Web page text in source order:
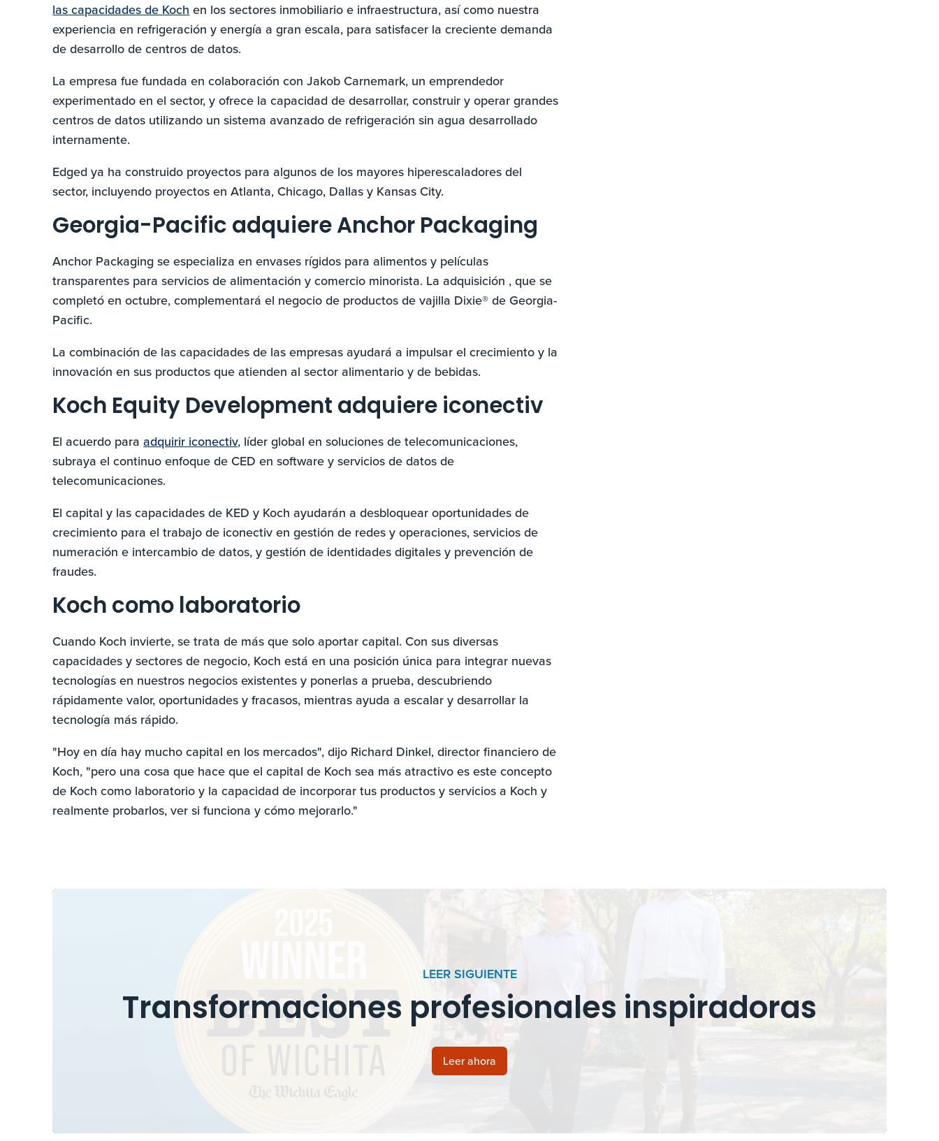
las capacidades de Koch en los sectores inmobiliario e infraestructura, así como nuestra
experiencia en refrigeración y energía a gran escala, para satisfacer la creciente demanda
de desarrollo de centros de datos.
La empresa fue fundada en colaboración con Jakob Carnemark, un emprendedor
experimentado en el sector, y ofrece la capacidad de desarrollar, construir y operar grandes
centros de datos utilizando un sistema avanzado de refrigeración sin agua desarrollado
internamente.
Edged ya ha construido proyectos para algunos de los mayores hiperescaladores del
sector, incluyendo proyectos en Atlanta, Chicago, Dallas y Kansas City.
Georgia-Pacific adquiere Anchor Packaging
Anchor Packaging se especializa en envases rígidos para alimentos y películas
transparentes para servicios de alimentación y comercio minorista. La adquisición , que se
completó en octubre, complementará el negocio de productos de vajilla Dixie® de Georgia-
Pacific.
La combinación de las capacidades de las empresas ayudará a impulsar el crecimiento y la
innovación en sus productos que atienden al sector alimentario y de bebidas.
Koch Equity Development adquiere iconectiv
El acuerdo paraadquirir iconectiv, líder global en soluciones de telecomunicaciones,
subraya el continuo enfoque de CED en software y servicios de datos de
telecomunicaciones.
El capital y las capacidades de KED y Koch ayudarán a desbloquear oportunidades de
crecimiento para el trabajo de iconectiv en gestión de redes y operaciones, servicios de
numeración e intercambio de datos, y gestión de identidades digitales y prevención de
fraudes.
Koch como laboratorio
Cuando Koch invierte, se trata de más que solo aportar capital. Con sus diversas
capacidades y sectores de negocio, Koch está en una posición única para integrar nuevas
tecnologías en nuestros negocios existentes y ponerlas a prueba, descubriendo
rápidamente valor, oportunidades y fracasos, mientras ayuda a escalar y desarrollar la
tecnología más rápido.
"Hoy en día hay mucho capital en los mercados", dijo Richard Dinkel, director financiero de
Koch, "pero una cosa que hace que el capital de Koch sea más atractivo es este concepto
de Koch como laboratorio y la capacidad de incorporar tus productos y servicios a Koch y
realmente probarlos, ver si funciona y cómo mejorarlo."
LEER SIGUIENTE
Transformaciones profesionales inspiradoras
Leer ahora